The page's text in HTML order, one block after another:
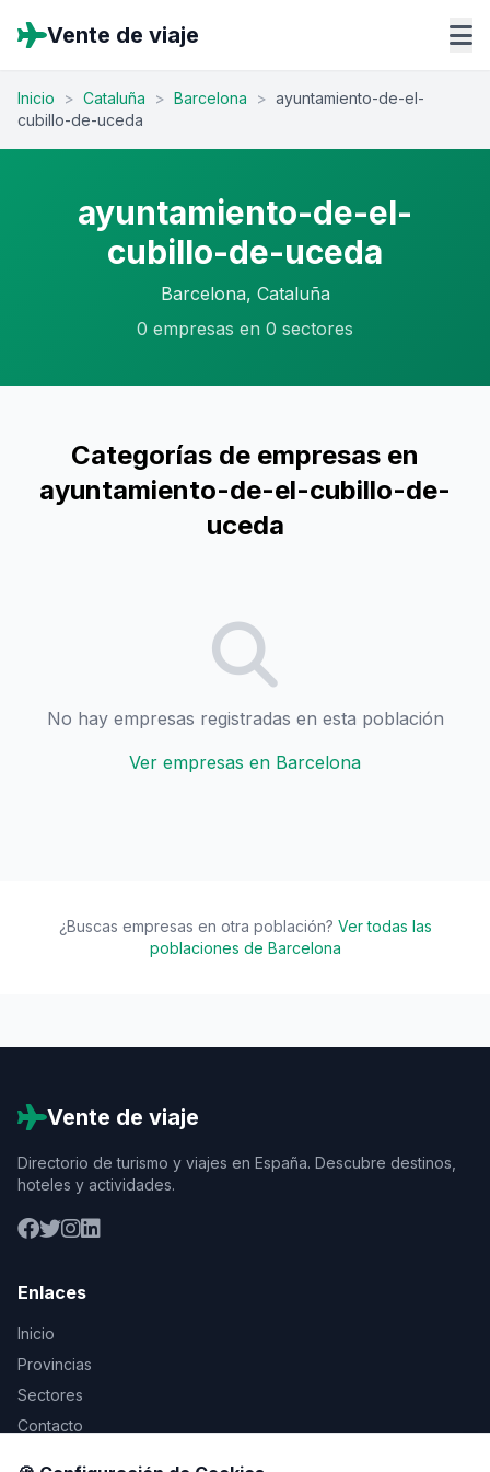
Vente de viaje
Inicio > Cataluña > Barcelona > ayuntamiento-de-el-
cubillo-de-uceda
ayuntamiento-de-el-
cubillo-de-uceda
Barcelona, Cataluña
0 empresas en 0 sectores
Categorías de empresas en
ayuntamiento-de-el-cubillo-de-
uceda
No hay empresas registradas en esta población
Ver empresas en Barcelona
¿Buscas empresas en otra población? Ver todas las
poblaciones de Barcelona
Vente de viaje
Directorio de turismo y viajes en España. Descubre destinos,
hoteles y actividades.
Enlaces
Inicio
Provincias
Sectores
Contacto